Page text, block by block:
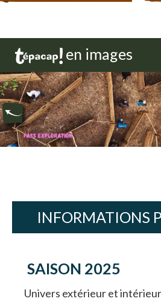
en images
INFORMATIONS
SAISON 2025
Univers extérieur et intérieur